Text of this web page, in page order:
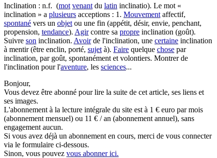
Inclination : n.f. (mot venant du latin inclinatio). Le mot «
inclination » a plusieurs acceptions : 1. Mouvement affectif,
spontané vers un objet ou une fin (appétit, désir, envie, penchant,
propension, tendance). Agircontre sa propre inclination (goût).
Suivre son inclination. Avoirde l'inclination, une certaine inclination
à mentir (être enclin, porté, sujet à). Faire quelque chose par
inclination, par goût, spontanément et volontiers. Montrer de
l'inclination pour l'aventure, les sciences...
Bonjour,
Vous devez être abonné pour lire la suite de cet article, ses liens et
ses images.
L'abonnement à la lecture intégrale du site est à 1 € euro par mois
(abonnement mensuel) ou 11 € / an (abonnement annuel), sans
engagement aucun.
Si vous avez déjà un abonnement en cours, merci de vous connecter
via le formulaire ci-dessous.
Sinon, vous pouvez vous abonner ici.